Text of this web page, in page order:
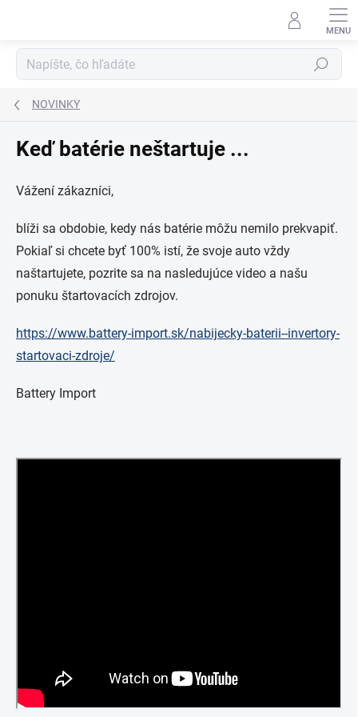
Hľadať
NOVINKY
Keď batérie neštartuje ...
Vážení zákazníci,
blíži sa obdobie, kedy nás batérie môžu nemilo prekvapiť.
Pokiaľ si chcete byť 100% istí, že svoje auto vždy
naštartujete, pozrite sa na nasledujúce video a našu
ponuku štartovacích zdrojov.
https://www.battery-import.sk/nabijecky-baterii--invertory-
startovaci-zdroje/
Battery Import